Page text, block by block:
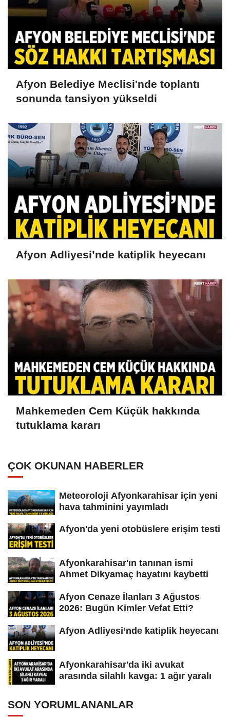
Afyon Belediye Meclisi'nde toplantı
sonunda tansiyon yükseldi
Afyon Adliyesi’nde katiplik heyecanı
Mahkemeden Cem Küçük hakkında
tutuklama kararı
ÇOK OKUNAN HABERLER
Meteoroloji Afyonkarahisar için yeni
hava tahminini yayımladı
Afyon'da yeni otobüslere erişim testi
Afyonkarahisar'ın tanınan ismi
Ahmet Dikyamaç hayatını kaybetti
Afyon Cenaze İlanları 3 Ağustos
2026: Bugün Kimler Vefat Etti?
Afyon Adliyesi’nde katiplik heyecanı
Afyonkarahisar'da iki avukat
arasında silahlı kavga: 1 ağır yaralı
SON YORUMLANANLAR